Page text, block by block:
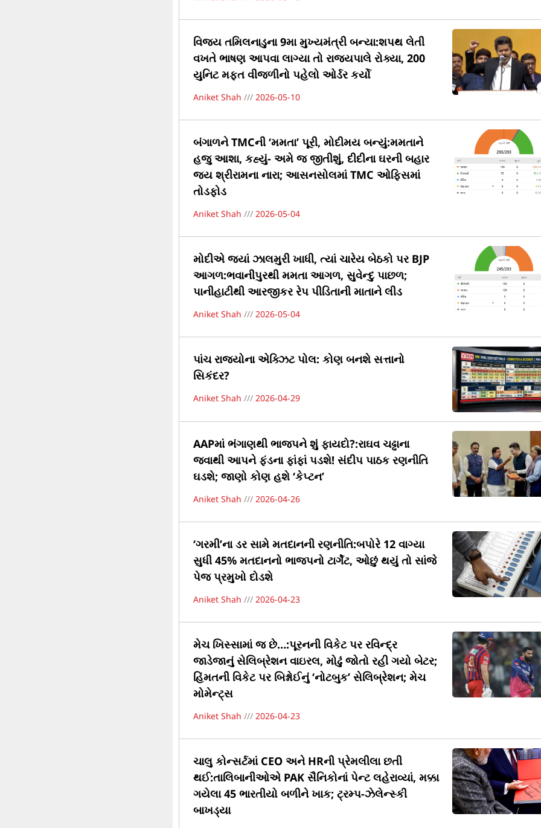
વિજય તમિલનાડુના 9મા મુખ્યમંત્રી બન્યા:શપથ લેતી
વખતે ભાષણ આપવા લાગ્યા તો રાજ્યપાલે રોક્યા, 200
યુનિટ મફત વીજળીનો પહેલો ઓર્ડર કર્યો
Aniket Shah 2026-05-10
બંગાળને TMCની ‘મમતા’ પૂરી, મોદીમય બન્યું:મમતાને
હજુ આશા, કહ્યું- અમે જ જીતીશું, દીદીના ઘરની બહાર
જય શ્રીરામના નારા; આસનસોલમાં TMC ઓફિસમાં
તોડફોડ
Aniket Shah 2026-05-04
મોદીએ જ્યાં ઝાલમુરી ખાધી, ત્યાં ચારેય બેઠકો પર BJP
આગળ:ભવાનીપુરથી મમતા આગળ, સુવેન્દુ પાછળ;
પાનીહાટીથી આરજીકર રેપ પીડિતાની માતાને લીડ
Aniket Shah 2026-05-04
પાંચ રાજ્યોના એક્ઝિટ પોલ: કોણ બનશે સત્તાનો
સિકંદર?
Aniket Shah 2026-04-29
AAPમાં ભંગાણથી ભાજપને શું ફાયદો?:રાઘવ ચઢ્ઢાના
જવાથી આપને ફંડના ફાંફાં પડશે! સંદીપ પાઠક રણનીતિ
ઘડશે; જાણો કોણ હશે ‘કેપ્ટન’
Aniket Shah 2026-04-26
‘ગરમી’ના ડર સામે મતદાનની રણનીતિ:બપોરે 12 વાગ્યા
સુધી 45% મતદાનનો ભાજપનો ટાર્ગેટ, ઓછું થયું તો સાંજે
પેજ પ્રમુખો દોડશે
Aniket Shah 2026-04-23
મેચ ખિસ્સામાં જ છે…:પૂરનની વિકેટ પર રવિન્દ્ર
જાડેજાનું સેલિબ્રેશન વાઇરલ, મોઢું જોતો રહી ગયો બેટર;
હિંમતની વિકેટ પર બિશ્નોઈનું ‘નોટબુક’ સેલિબ્રેશન; મેચ
મોમેન્ટ્સ
Aniket Shah 2026-04-23
ચાલુ કોન્સર્ટમાં CEO અને HRની પ્રેમલીલા છતી
થઈ:તાલિબાનીઓએ PAK સૈનિકોનાં પેન્ટ લહેરાવ્યાં, મક્કા
ગયેલા 45 ભારતીયો બળીને ખાક; ટ્રમ્પ-ઝેલેન્સ્કી
બાખડ્યા